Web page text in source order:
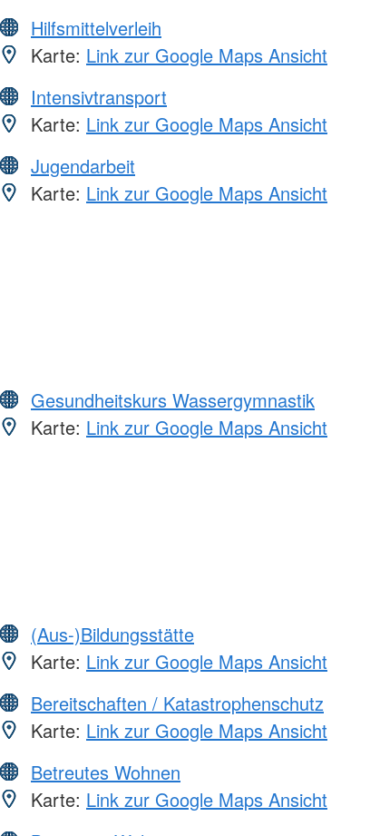
Hilfsmittelverleih
Karte: Link zur Google Maps Ansicht
Intensivtransport
Karte: Link zur Google Maps Ansicht
Jugendarbeit
Karte: Link zur Google Maps Ansicht
Gesundheitskurs Wassergymnastik
Karte: Link zur Google Maps Ansicht
(Aus-)Bildungsstätte
Karte: Link zur Google Maps Ansicht
Bereitschaften / Katastrophenschutz
Karte: Link zur Google Maps Ansicht
Betreutes Wohnen
Karte: Link zur Google Maps Ansicht